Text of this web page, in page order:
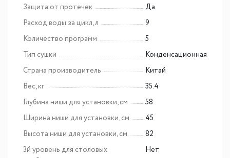
Защита от протечек
Да
Расход воды за цикл, л
9
Количество программ
5
Тип сушки
Конденсационная
Страна производитель
Китай
Вес, кг
35.4
Глубина ниши для установки, см
58
Ширина ниши для установки, см
45
Высота ниши для установки, см
82
3й уровень для столовых
Нет